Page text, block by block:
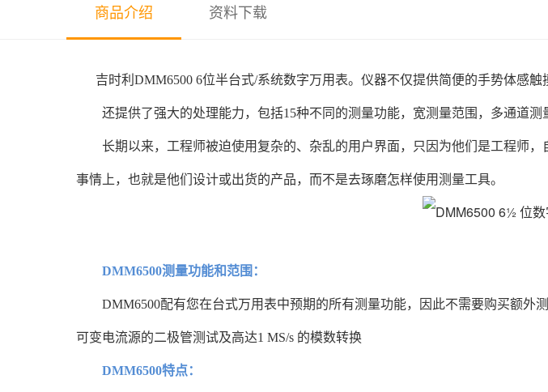
商品介绍 资料下载
吉时利 DMM6500 6位半台式/系统数字万用表。仪器不仅提供简便的手势体感
还提供了强大的处理能力，包括15种不同的测量功能，宽测量范围，多通道测
长期以来，工程师被迫使用复杂的、杂乱的用户界面，只因为他们是工程师，
事情上，也就是他们设计或出货的产品，而不是去琢磨怎样使用测量工具。
DMM6500测量功能和范围：
DMM6500配有您在台式万用表中预期的所有测量功能，因此不需要购买额外
可变电流源的二极管测试及高达1 MS/s 的模数转换
DMM6500特点：